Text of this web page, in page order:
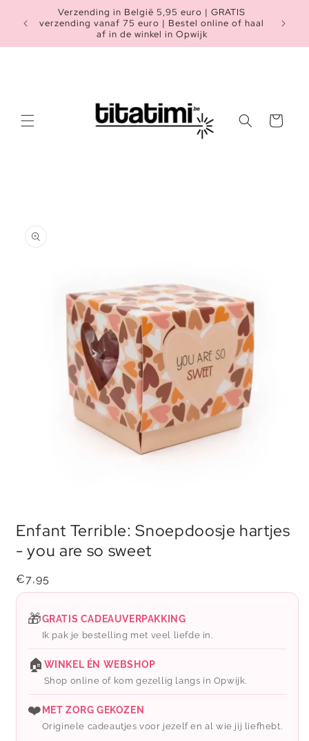
naar de
content
Verzending in België 5,95 euro | GRATIS
verzending vanaf 75 euro | Bestel online of haal
af in de winkel in Opwijk
Heb je
Winkelwagen
openen
modaal
Enfant Terrible: Snoepdoosje hartjes
- you are so sweet
Normale
prijs
€7,95
🎁GRATIS CADEAUVERPAKKING
Ik pak je bestelling met veel liefde in.
🏠 WINKEL ÉN WEBSHOP
Shop online of kom gezellig langs in Opwijk.
❤️ MET ZORG GEKOZEN
Originele cadeautjes voor jezelf en al wie jij liefhebt.